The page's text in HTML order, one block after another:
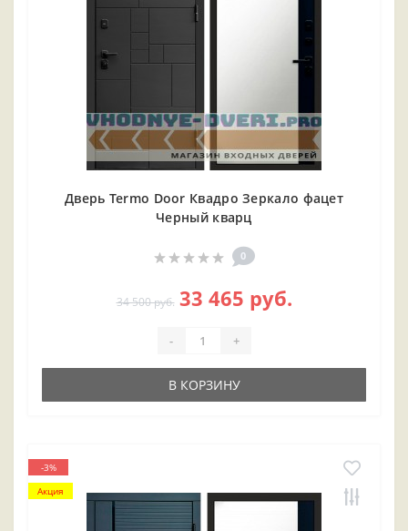
Дверь Termo Door Квадро Зеркало фацет
Черный кварц
0
34 500 руб. 33 465 руб.
- +
В КОРЗИНУ
-3%
Акция